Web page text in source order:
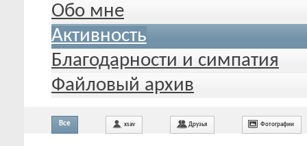
Обо мне
Активность
Благодарности и симпатия
Файловый архив
Все xsav Друзья Фотографии